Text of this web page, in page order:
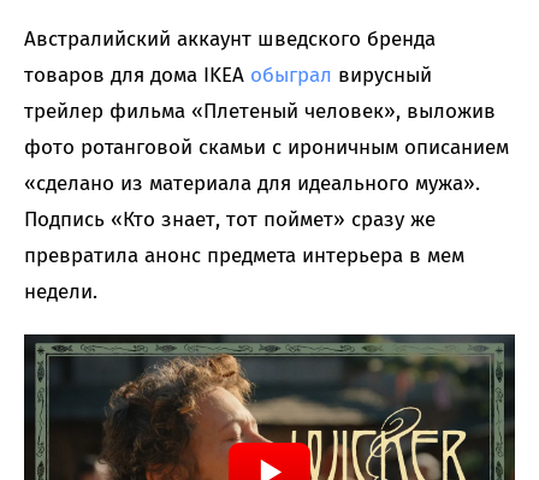
Австралийский аккаунт шведского бренда
товаров для дома IKEA обыграл вирусный
трейлер фильма «Плетеный человек», выложив
фото ротанговой скамьи с ироничным описанием
«сделано из материала для идеального мужа».
Подпись «Кто знает, тот поймет» сразу же
превратила анонс предмета интерьера в мем
недели.